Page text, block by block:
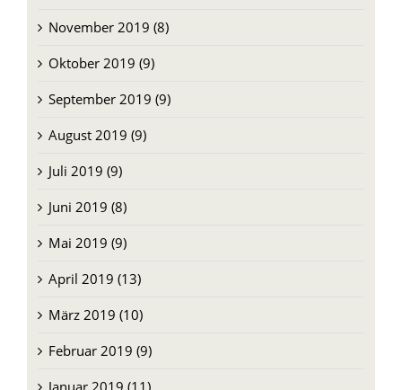
Oktober 2019 (9)
September 2019 (9)
August 2019 (9)
Juli 2019 (9)
Juni 2019 (8)
Mai 2019 (9)
April 2019 (13)
März 2019 (10)
Februar 2019 (9)
Januar 2019 (11)
Dezember 2018 (13)